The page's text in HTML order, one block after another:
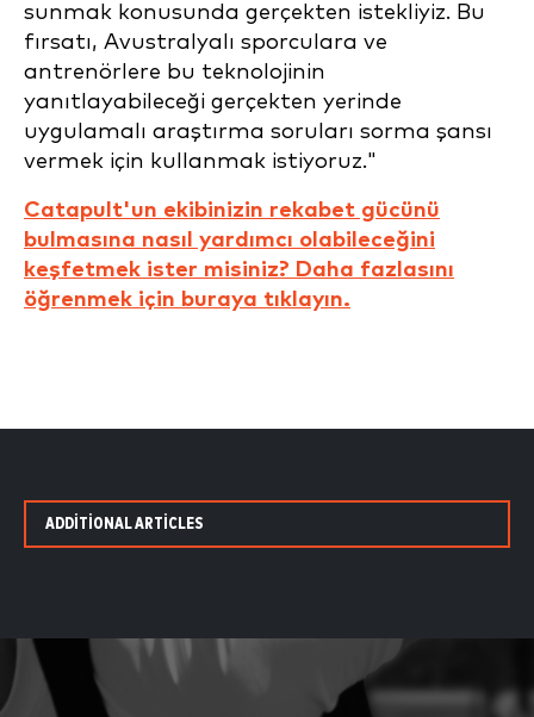
sunmak konusunda gerçekten istekliyiz. Bu
fırsatı, Avustralyalı sporculara ve
antrenörlere bu teknolojinin
yanıtlayabileceği gerçekten yerinde
uygulamalı araştırma soruları sorma şansı
vermek için kullanmak istiyoruz."
Catapult'un ekibinizin rekabet gücünü
bulmasına nasıl yardımcı olabileceğini
keşfetmek ister misiniz? Daha fazlasını
öğrenmek için buraya tıklayın.
ADDITIONAL ARTICLES